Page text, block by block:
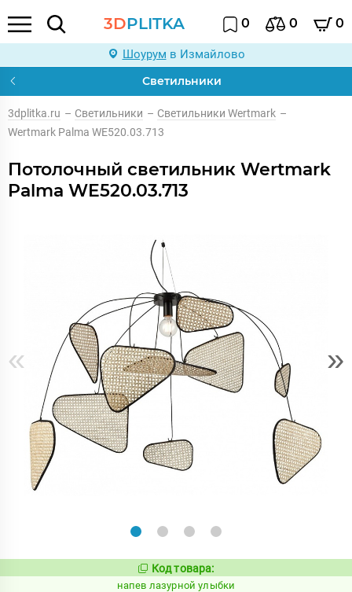
3DPLITKA 0 0 0
Шоурум в Измайлово
Светильники
3dplitka.ru – Светильники – Светильники Wertmark –
Wertmark Palma WE520.03.713
Потолочный светильник Wertmark
Palma WE520.03.713
« »
Код:
1083361
Код товара:
напев лазурной улыбки